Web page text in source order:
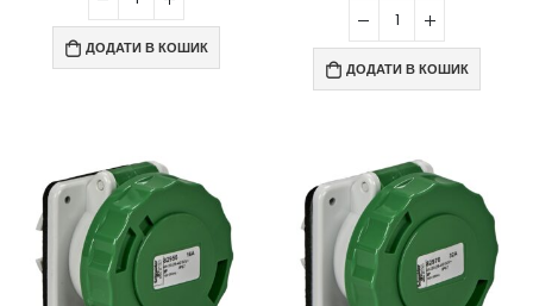
ДОДАТИ В КОШИК
ДОДАТИ В КОШИК